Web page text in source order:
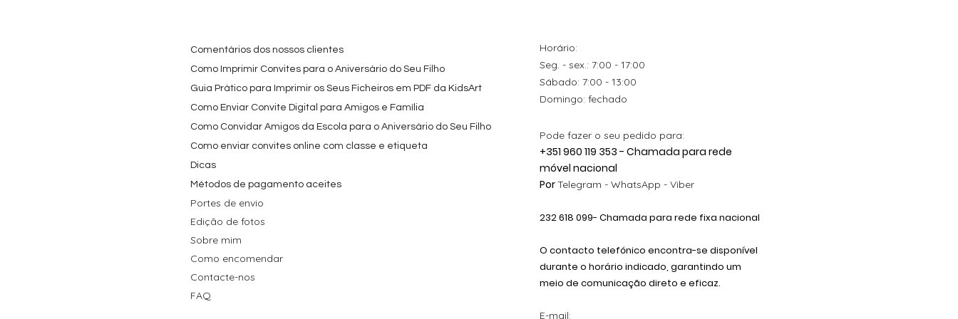
Preço
4,40 €
Comentários dos nossos clientes
Como Imprimir Convites para o Aniversário do Seu Filho
Guia Prático para Imprimir os Seus Ficheiros em PDF da KidsArt
Como Enviar Convite Digital para Amigos e Família
Como Convidar Amigos da Escola para o Aniversário do Seu Filho
Como enviar convites online com classe e etiqueta
Dicas
Métodos de pagamento aceites
Portes de envio
Edição de fotos
Sobre mim
Como encomendar
Contacte-nos
FAQ
Horário:
Seg. - sex.: 7:00 - 17:00
​​Sábado: 7:00 - 13:00
​Domingo: fechado
Pode fazer o seu pedido para:
+351 960 119 353 - Chamada para rede
móvel nacional
PorTelegram - WhatsApp - Viber
232 618 099- Chamada para rede fixa nacional
O contacto telefónico encontra-se disponível
durante o horário indicado, garantindo um
meio de comunicação direto e eficaz.
E-mail: